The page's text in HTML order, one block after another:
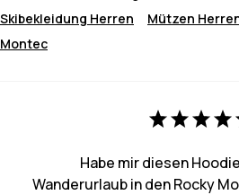
Skibekleidung Herren
Mützen
Montec
Habe mir diesen
Wanderurlaub in den Rocky